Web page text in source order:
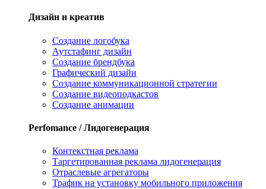
Дизайн и креатив
Создание логобука
Аутстафинг дизайн
Создание брендбука
Графический дизайн
Создание коммуникационной стратегии
Создание видеоподкастов
Создание анимации
Perfomance / Лидогенерация
Контекстная реклама
Таргетированная реклама лидогенерация
Отраслевые агрегаторы
Трафик на установку мобильного приложения